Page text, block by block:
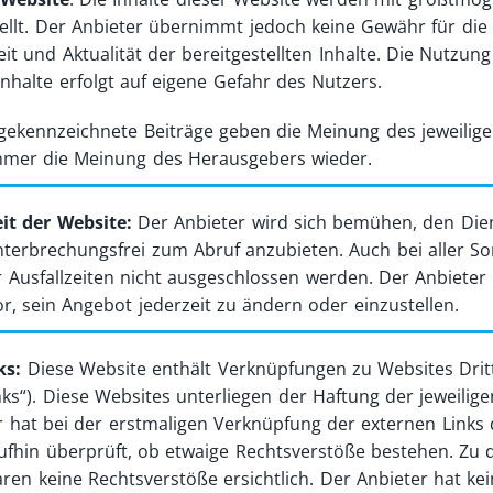
Der Anbieter übernimmt jedoch keine Gewähr für die
und Aktualität der bereitgestellten Inhalte. Die
erfolgt auf eigene Gefahr des Nutzers.
Beiträge geben die Meinung des
die Meinung des Herausgebers wieder.
der Website: Der Anbieter wird sich bemühen, den
zum Abruf anzubieten. Auch bei aller
Ausfallzeiten nicht ausgeschlossen werden. Der
sein Angebot jederzeit zu ändern oder einzustellen.
Diese Website enthält Verknüpfungen zu Websites
Diese Websites unterliegen der Haftung der
hat bei der erstmaligen Verknüpfung der externen Links
überprüft, ob etwaige Rechtsverstöße bestehen. Zu
keine Rechtsverstöße ersichtlich. Der Anbieter hat
fest, dass die Beklagte (Versicherung) gegenüber
treffen. Gegenüber einem durch einen
Versicherer nämlich grundsätzlich nur herabgesetzte
beschränken (vgl etwa 7 Ob 33/15a mwN).
Versicherungsmakler) bei derBeratung und
die Pflicht genommen werden, dieversicherten
ist eineWiederholung der gesetzlichen Verpflichtung
dass sie bei ihrer Vertriebstätigkeit
dieses Urteil eine
klare Aufforderung dar, ihre
ihre Rechte und Pflichten genau kennen
. In
Gruppenversicherungsvertrags sowie aller
und Sondervereinbarungen).